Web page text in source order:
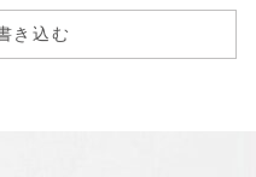
き込む